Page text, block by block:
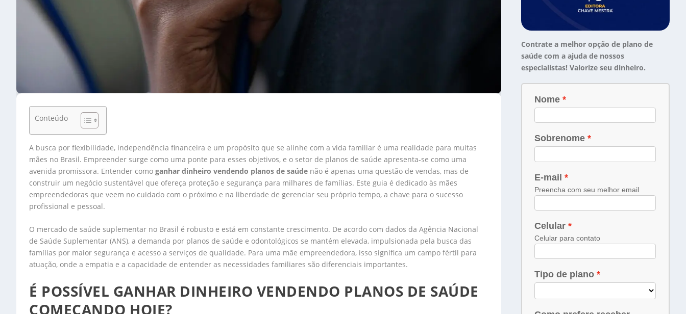
Conteúdo
A busca por flexibilidade, independência financeira e um propósito que se alinhe com a vida familiar é uma realidade para muitas
mães no Brasil. Empreender surge como uma ponte para esses objetivos, e o setor de planos de saúde apresenta-se como uma
avenida promissora. Entender como ganhar dinheiro vendendo planos de saúde não é apenas uma questão de vendas, mas de
construir um negócio sustentável que ofereça proteção e segurança para milhares de famílias. Este guia é dedicado às mães
empreendedoras que veem no cuidado com o próximo e na liberdade de gerenciar seu próprio tempo, a chave para o sucesso
profissional e pessoal.
O mercado de saúde suplementar no Brasil é robusto e está em constante crescimento. De acordo com dados da Agência Nacional
de Saúde Suplementar (ANS), a demanda por planos de saúde e odontológicos se mantém elevada, impulsionada pela busca das
famílias por maior segurança e acesso a serviços de qualidade. Para uma mãe empreendedora, isso significa um campo fértil para
atuação, onde a empatia e a capacidade de entender as necessidades familiares são diferenciais importantes.
É POSSÍVEL GANHAR DINHEIRO VENDENDO PLANOS DE SAÚDE
COMEÇANDO HOJE?
Contrate a melhor opção de plano de
saúde com a ajuda de nossos
especialistas! Valorize seu dinheiro.